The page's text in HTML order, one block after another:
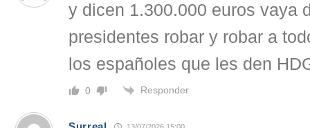
y dicen 1.300.000 euros vaya
presidentes robar y robar a
los españoles que les den
0 Responder